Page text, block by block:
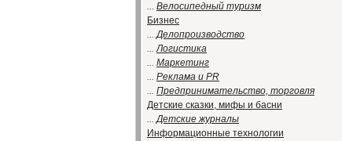
... Велосипедный туризм
Бизнес
...Делопроизводство
...Логистика
... Маркетинг
... Реклама и PR
... Предпринимательство, торговля
Детские сказки, мифы и басни
...Детские журналы
Информационные технологии